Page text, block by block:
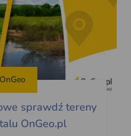
sprawdź tereny
OnGeo.pl